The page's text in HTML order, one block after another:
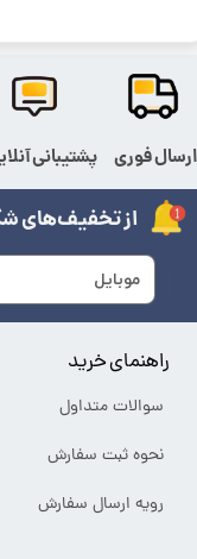
از تخفیف‌های
راهنمای خرید
سوالات متداول
نحوه ثبت سفارش
رویه ارسال سفارش
ارسال فوری پشتیبانی